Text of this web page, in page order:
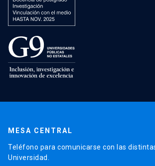
MESA CENTRAL
Teléfono para comunicarse con las
Universidad.